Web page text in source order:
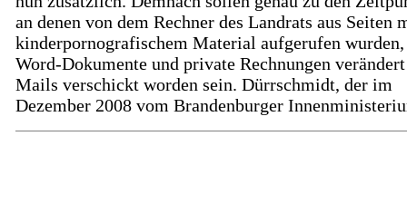
an denen von dem Rechner des Landrats aus Seiten
kinderpornografischem Material aufgerufen wurden,
Word-Dokumente und private Rechnungen
Mails verschickt worden sein. Dürrschmidt, der im
Dezember 2008 vom Brandenburger